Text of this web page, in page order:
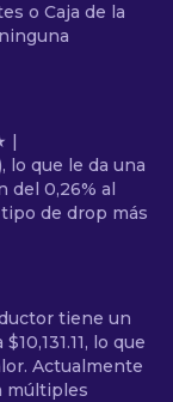
o Caja de la
|
que le da una
del 0,26% al
de drop más
tiene un
lo que
Actualmente
múltiples